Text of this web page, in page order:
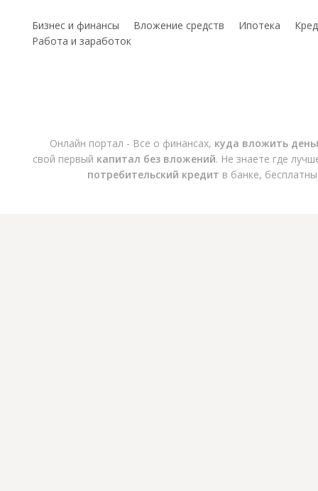
Бизнес и финансы Вложение средств Ипотека
Работа и заработок
Онлайн портал - Все о финансах, куда вложить
свой первый капитал без вложений. Не знаете где
потребительский кредит в банке,